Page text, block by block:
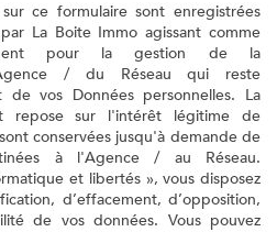
ce formulaire sont enregistrées
La Boite Immo agissant comme
pour la gestion de la
/ du Réseau qui reste
de vos Données personnelles. La
repose sur l'intérêt légitime de
conservées jusqu'à demande de
à l'Agence / au Réseau.
et libertés », vous disposez
d’effacement, d’opposition,
de vos données. Vous pouvez